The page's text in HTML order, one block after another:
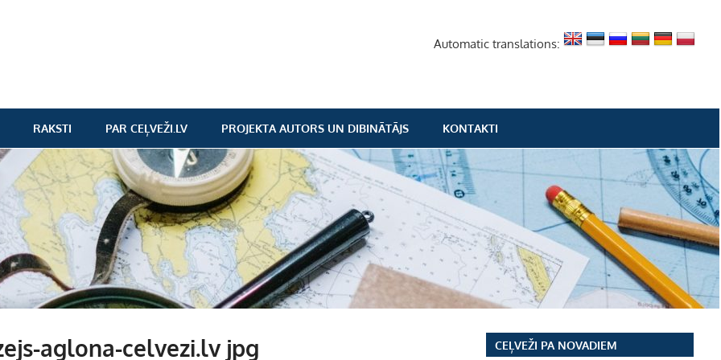
Automatic translations:
RAKSTI PAR CEĻVEŽI.LV PROJEKTA AUTORS UN DIBINĀTĀJS KONTAKTI
aglona-celvezi.lv jpg CEĻVEŽI PA NOVADIEM